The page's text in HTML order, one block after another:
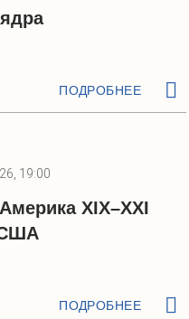
ПОДРОБНЕЕ
19:00
XIX–XXI
США
ПОДРОБНЕЕ